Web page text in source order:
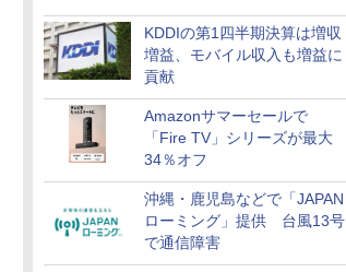
KDDIの第1四半期決算は増収
増益、モバイル収入も増益に
貢献
Amazonサマーセールで
「Fire TV」シリーズが最大
34％オフ
沖縄・鹿児島などで「JAPAN
ローミング」提供 台風13号
で通信障害